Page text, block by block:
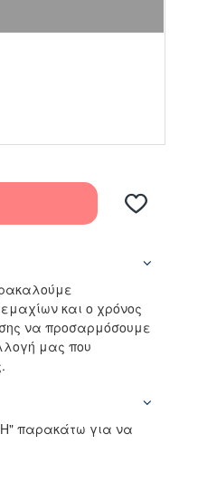
και ο χρόνος
να προσαρμόσουμε
μας που
παρακάτω για να